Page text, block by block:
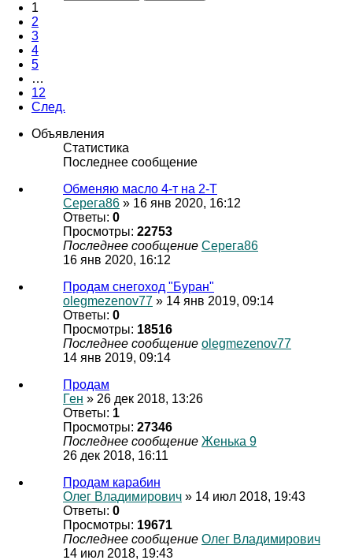
1
2
3
4
5
…
12
След.
Объявления
Статистика
Последнее сообщение
Обменяю масло 4-т на 2-Т
Серега86 » 16 янв 2020, 16:12
Ответы: 0
Просмотры: 22753
Последнее сообщение Серега86
16 янв 2020, 16:12
Продам снегоход "Буран"
olegmezenov77 » 14 янв 2019, 09:14
Ответы: 0
Просмотры: 18516
Последнее сообщение olegmezenov77
14 янв 2019, 09:14
Продам
Ген » 26 дек 2018, 13:26
Ответы: 1
Просмотры: 27346
Последнее сообщение Женька 9
26 дек 2018, 16:11
Продам карабин
Олег Владимирович » 14 июл 2018, 19:43
Ответы: 0
Просмотры: 19671
Последнее сообщение Олег Владимирович
14 июл 2018, 19:43